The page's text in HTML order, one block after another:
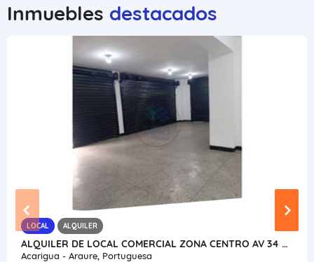
Inmuebles destacados
LOCAL ALQUILER
ALQUILER DE LOCAL COMERCIAL ZONA CENTRO AV 34 VE24-039ZC-OMED-GGUE
Acarigua - Araure, Portuguesa